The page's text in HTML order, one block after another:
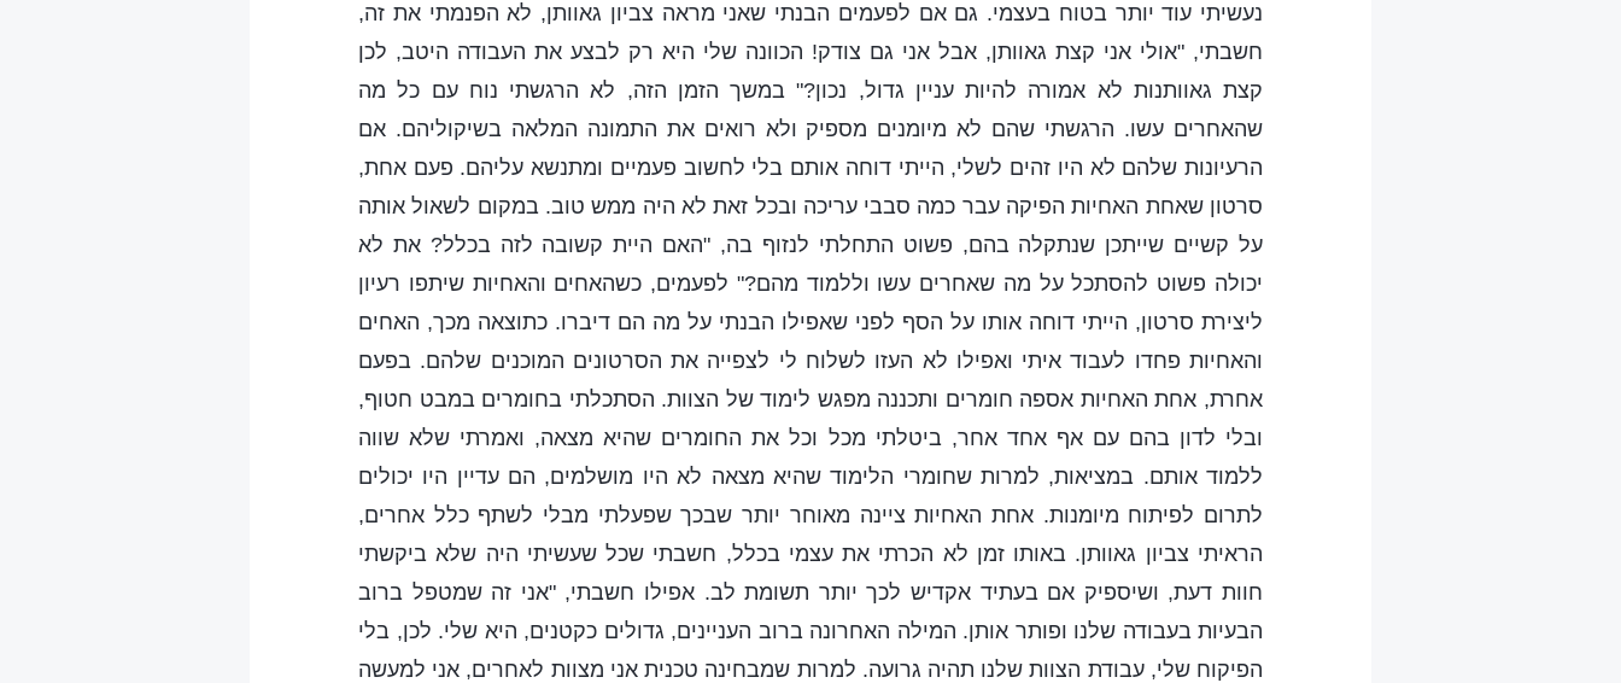
נעשיתי עוד יותר בטוח בעצמי. גם אם לפעמים הבנתי שאני מראה צביון גאוותן, לא הפנמתי את זה,
חשבתי, "אולי אני קצת גאוותן, אבל אני גם צודק! הכוונה שלי היא רק לבצע את העבודה היטב, לכן
קצת גאוותנות לא אמורה להיות עניין גדול, נכון?" במשך הזמן הזה, לא הרגשתי נוח עם כל מה
שהאחרים עשו. הרגשתי שהם לא מיומנים מספיק ולא רואים את התמונה המלאה בשיקוליהם. אם
הרעיונות שלהם לא היו זהים לשלי, הייתי דוחה אותם בלי לחשוב פעמיים ומתנשא עליהם. פעם אחת,
סרטון שאחת האחיות הפיקה עבר כמה סבבי עריכה ובכל זאת לא היה ממש טוב. במקום לשאול אותה
על קשיים שייתכן שנתקלה בהם, פשוט התחלתי לנזוף בה, "האם היית קשובה לזה בכלל? את לא
יכולה פשוט להסתכל על מה שאחרים עשו וללמוד מהם?" לפעמים, כשהאחים והאחיות שיתפו רעיון
ליצירת סרטון, הייתי דוחה אותו על הסף לפני שאפילו הבנתי על מה הם דיברו. כתוצאה מכך, האחים
והאחיות פחדו לעבוד איתי ואפילו לא העזו לשלוח לי לצפייה את הסרטונים המוכנים שלהם. בפעם
אחרת, אחת האחיות אספה חומרים ותכננה מפגש לימוד של הצוות. הסתכלתי בחומרים במבט חטוף,
ובלי לדון בהם עם אף אחד אחר, ביטלתי מכל וכל את החומרים שהיא מצאה, ואמרתי שלא שווה
ללמוד אותם. במציאות, למרות שחומרי הלימוד שהיא מצאה לא היו מושלמים, הם עדיין היו יכולים
לתרום לפיתוח מיומנות. אחת האחיות ציינה מאוחר יותר שבכך שפעלתי מבלי לשתף כלל אחרים,
הראיתי צביון גאוותן. באותו זמן לא הכרתי את עצמי בכלל, חשבתי שכל שעשיתי היה שלא ביקשתי
חוות דעת, ושיספיק אם בעתיד אקדיש לכך יותר תשומת לב. אפילו חשבתי, "אני זה שמטפל ברוב
הבעיות בעבודה שלנו ופותר אותן. המילה האחרונה ברוב העניינים, גדולים כקטנים, היא שלי. לכן, בלי
הפיקוח שלי, עבודת הצוות שלנו תהיה גרועה. למרות שמבחינה טכנית אני מצוות לאחרים, אני למעשה